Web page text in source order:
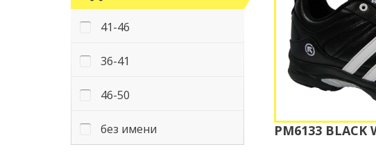
41-46
36-41
46-50
без имени PM6133 BLACK